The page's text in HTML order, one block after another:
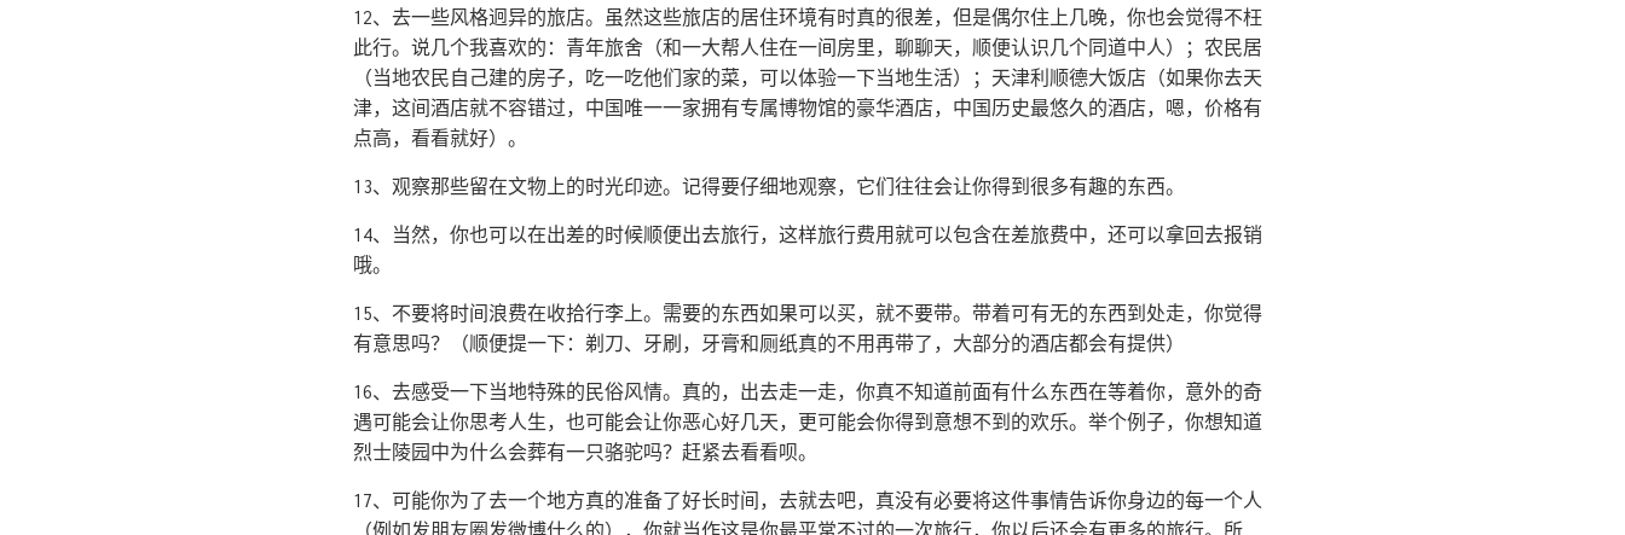
12、去一些风格迥异的旅店。虽然这些旅店的居住环境有时真的很差，但是偶尔住上几晚，你也会觉得不枉
此行。说几个我喜欢的：青年旅舍（和一大帮人住在一间房里，聊聊天，顺便认识几个同道中人）；农民居
（当地农民自己建的房子，吃一吃他们家的菜，可以体验一下当地生活）；天津利顺德大饭店（如果你去天
津，这间酒店就不容错过，中国唯一一家拥有专属博物馆的豪华酒店，中国历史最悠久的酒店，嗯，价格有
点高，看看就好）。
13、观察那些留在文物上的时光印迹。记得要仔细地观察，它们往往会让你得到很多有趣的东西。
14、当然，你也可以在出差的时候顺便出去旅行，这样旅行费用就可以包含在差旅费中，还可以拿回去报销
哦。
15、不要将时间浪费在收拾行李上。需要的东西如果可以买，就不要带。带着可有无的东西到处走，你觉得
有意思吗？（顺便提一下：剃刀、牙刷，牙膏和厕纸真的不用再带了，大部分的酒店都会有提供）
16、去感受一下当地特殊的民俗风情。真的，出去走一走，你真不知道前面有什么东西在等着你，意外的奇
遇可能会让你思考人生，也可能会让你恶心好几天，更可能会你得到意想不到的欢乐。举个例子，你想知道
烈士陵园中为什么会葬有一只骆驼吗？赶紧去看看呗。
17、可能你为了去一个地方真的准备了好长时间，去就去吧，真没有必要将这件事情告诉你身边的每一个人
（例如发朋友圈发微博什么的），你就当作这是你最平常不过的一次旅行，你以后还会有更多的旅行。所